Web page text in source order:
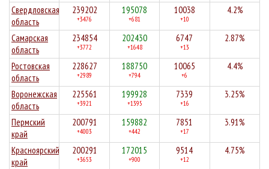
Свердловская
область
239202
+3476
195078
+681
10038
+10
4.2%
Самарская
область
234854
+3772
202430
+1648
6747
+13
2.87%
Ростовская
область
228627
+2989
188750
+794
10065
+6
4.4%
Воронежская
область
225561
+3921
199928
+1395
7339
+16
3.25%
Пермский
край
200791
+4003
159882
+442
7851
+17
3.91%
Красноярский
край
200291
+3653
172015
+900
9514
+12
4.75%